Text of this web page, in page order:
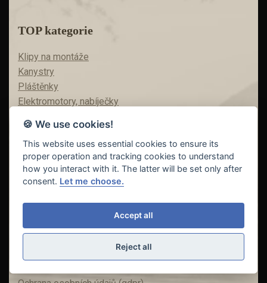
TOP kategorie
Klipy na montáže
Kanystry
Pláštěnky
Elektromotory, nabíječky
Boxy
Fluorocarbony
Bižuterie
Platební podmínky
Obchodní podmínky
Reklamace a reklamační řád
🍪 We use cookies!
This website uses essential cookies to ensure its
proper operation and tracking cookies to understand
how you interact with it. The latter will be set only after
consent. Let me choose.
Accept all
Reject all